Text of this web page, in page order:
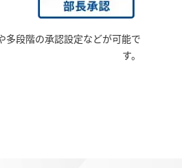
多段階の承認設定などが可能で
す。